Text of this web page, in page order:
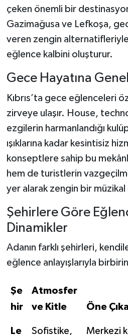
çeken önemli bir
Gazimağusa ve Lefkoşa,
veren zengin
eğlence kalbini oluşturur.
Gece Hayatına Genel
Kıbrıs’ta gece eğlenceleri
zirveye ulaşır. House,
ezgilerin harmanlandığı
ışıklarına kadar kesintisiz
konseptlere sahip bu
hem de turistlerin
yer alarak zengin bir müzikal
Şehirlere Göre
Dinamikler
Adanın farklı şehirleri,
eğlence anlayışlarıyla
Şe
hir
Atmosfer
ve Kitle
Öne
Le
Sofistike,
Merkezi